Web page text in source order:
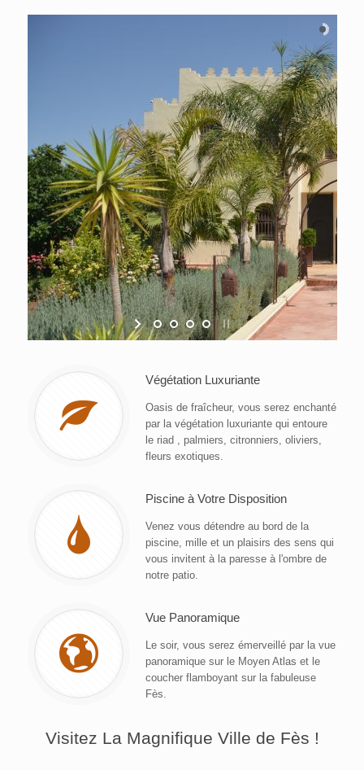
Végétation Luxuriante
Oasis de fraîcheur, vous serez enchanté
par la végétation luxuriante qui entoure
le riad , palmiers, citronniers, oliviers,
fleurs exotiques.
Piscine à Votre Disposition
Venez vous détendre au bord de la
piscine, mille et un plaisirs des sens qui
vous invitent à la paresse à l'ombre de
notre patio.
Vue Panoramique
Le soir, vous serez émerveillé par la vue
panoramique sur le Moyen Atlas et le
coucher flamboyant sur la fabuleuse
Fès.
Visitez La Magnifique Ville de Fès !